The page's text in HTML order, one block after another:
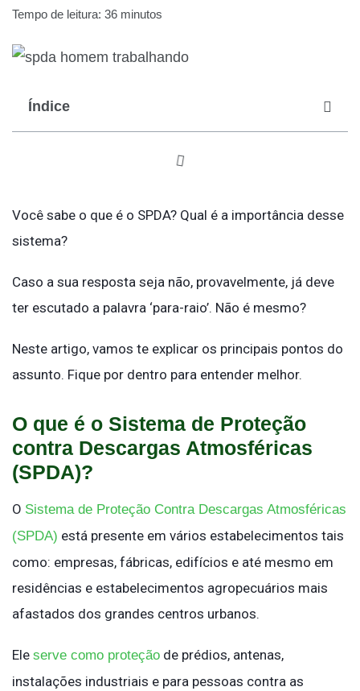
Tempo de leitura: 36 minutos
Índice
Você sabe o que é o SPDA? Qual é a importância desse
sistema?
Caso a sua resposta seja não, provavelmente, já deve
ter escutado a palavra ‘para-raio’. Não é mesmo?
Neste artigo, vamos te explicar os principais pontos do
assunto. Fique por dentro para entender melhor.
O que é o Sistema de Proteção
contra Descargas Atmosféricas
(SPDA)?
O Sistema de Proteção Contra Descargas Atmosféricas
(SPDA) está presente em vários estabelecimentos tais
como: empresas, fábricas, edifícios e até mesmo em
residências e estabelecimentos agropecuários mais
afastados dos grandes centros urbanos.
Ele serve como proteção de prédios, antenas,
instalações industriais e para pessoas contra as